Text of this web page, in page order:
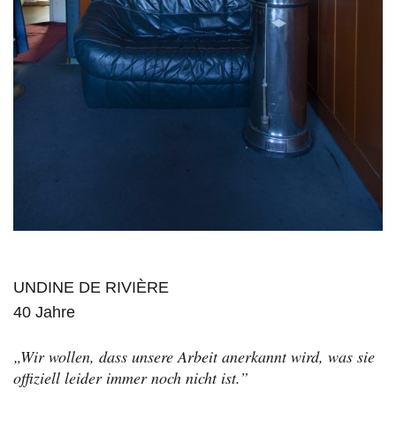
UNDINE DE RIVIÈRE
40 Jahre
„Wir wollen, dass unsere Arbeit anerkannt wird, was sie
offiziell leider immer noch nicht ist.”